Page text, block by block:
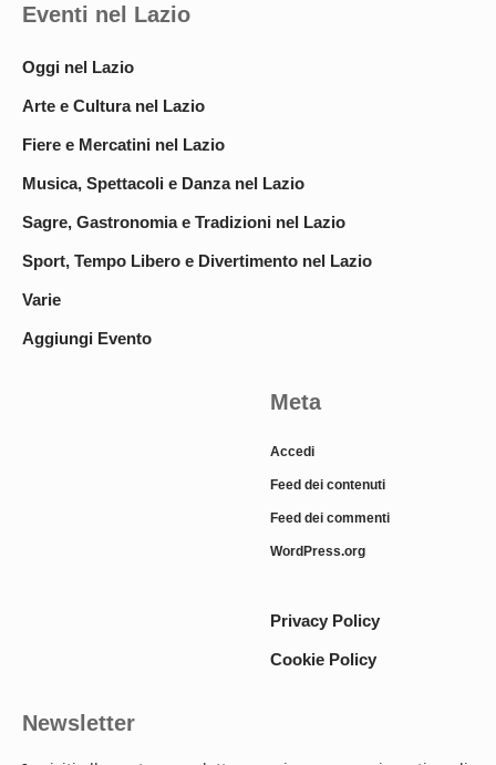
Eventi nel Lazio
Oggi nel Lazio
Arte e Cultura nel Lazio
Fiere e Mercatini nel Lazio
Musica, Spettacoli e Danza nel Lazio
Sagre, Gastronomia e Tradizioni nel Lazio
Sport, Tempo Libero e Divertimento nel Lazio
Varie
Aggiungi Evento
Meta
Accedi
Feed dei contenuti
Feed dei commenti
WordPress.org
Privacy Policy
Cookie Policy
Newsletter